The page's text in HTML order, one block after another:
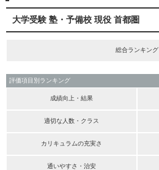
大学受験 塾・予備校 現役 首都圏
総合ランキング
評価項目別ランキング
成績向上・結果
適切な人数・クラス
カリキュラムの充実さ
通いやすさ・治安